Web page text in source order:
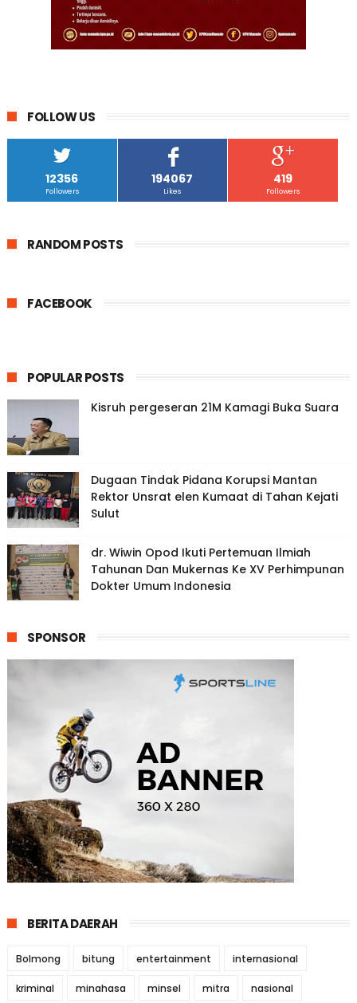
FOLLOW US
12356
Followers
194067
Likes
419
Followers
RANDOM POSTS
FACEBOOK
POPULAR POSTS
Kisruh pergeseran 21M Kamagi Buka Suara
Dugaan Tindak Pidana Korupsi Mantan
Rektor Unsrat elen Kumaat di Tahan Kejati
Sulut
dr. Wiwin Opod Ikuti Pertemuan Ilmiah
Tahunan Dan Mukernas Ke XV Perhimpunan
Dokter Umum Indonesia
SPONSOR
BERITA DAERAH
Bolmong bitung entertainment internasional
kriminal minahasa minsel mitra nasional